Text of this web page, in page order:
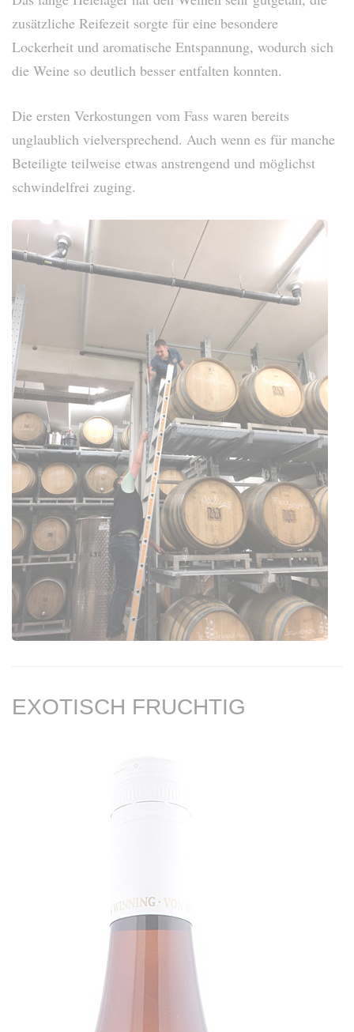
zusätzliche Reifezeit sorgte für eine besondere
Lockerheit und aromatische Entspannung, wodurch sich
die Weine so deutlich besser entfalten konnten.
Die ersten Verkostungen vom Fass waren bereits
unglaublich vielversprechend. Auch wenn es für manche
Beteiligte teilweise etwas anstrengend und möglichst
schwindelfrei zuging.
EXOTISCH FRUCHTIG